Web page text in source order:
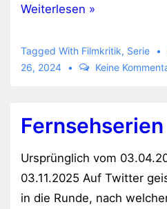
Das
Weiterlesen »
Tagged With Filmkritik, Serie
26, 2024
Keine
Fernsehserien
Ursprünglich vom
03.11.2025 Auf Twitter
in die Runde, nach